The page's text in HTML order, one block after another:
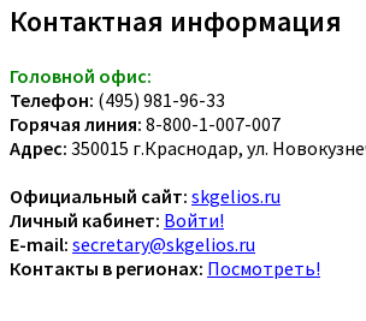
Контактная информация
Головной офис:
Телефон: (495) 981-96-33
Горячая линия: 8-800-1-007-007
Адрес: 350015 г.Краснодар, ул.
Официальный сайт: skgelios.ru
Личный кабинет: Войти!
E-mail: secretary@skgelios.ru
Контакты в регионах: Посмотреть!